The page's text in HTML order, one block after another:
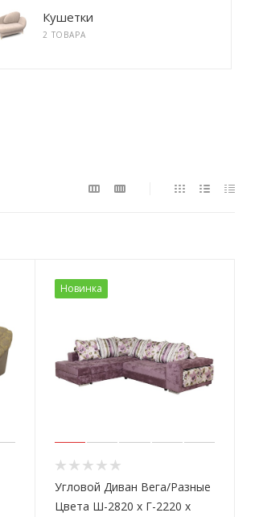
Кушетки
2 ТОВАРА
Новинка
Угловой Диван Вега/Разные
Цвета Ш-2820 х Г-2220 х